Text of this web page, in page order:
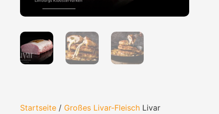
Startseite / Großes Livar-Fleisch Livar